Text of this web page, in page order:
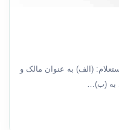
۷/۹۸/۱۹ • تاریخ: ۱۳۹۸/۰۸/۱۱ استعلام: (الف) به عنوان مالک و
به (ب)…